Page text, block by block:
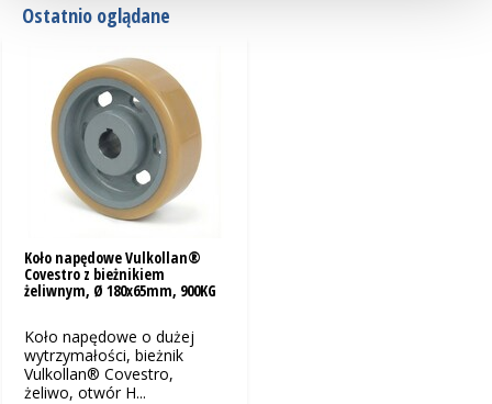
Ostatnio oglądane
Koło napędowe Vulkollan®
Covestro z bieżnikiem
żeliwnym, Ø 180x65mm, 900KG
Koło napędowe o dużej
wytrzymałości, bieżnik
Vulkollan® Covestro,
żeliwo, otwór H...